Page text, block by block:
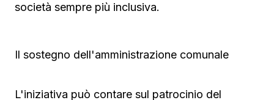
società sempre più inclusiva.
Il sostegno dell'amministrazione comunale
L'iniziativa può contare sul patrocinio del